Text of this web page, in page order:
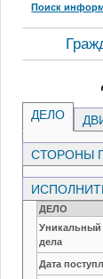
Поиск
ДЕЛО
СТОРОНЫ
ДЕЛО
Уникальный
дела
Дата